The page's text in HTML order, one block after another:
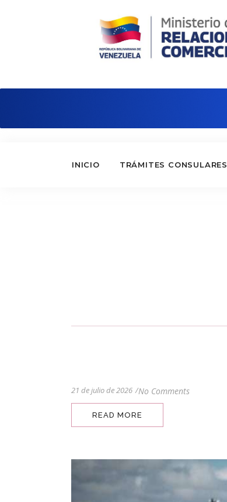
INICIO TRÁMITES CONSULARES
21 de julio de 2026 /No Comments
READ MORE